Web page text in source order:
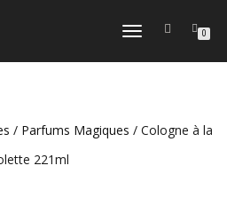
DÉPLIER
NAVIGATION
0
/ Parfums Magiques / Cologne à la
221ml